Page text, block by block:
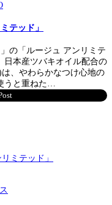
テッド」
の「ルージュ アンリミテ
日本産ツバキオイル配合の
は、やわらかなつけ心地の
うと重ねた…